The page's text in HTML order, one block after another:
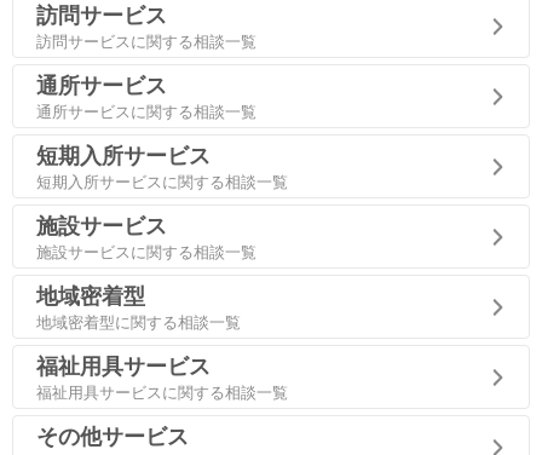
訪問サービス
訪問サービスに関する相談一覧
通所サービス
通所サービスに関する相談一覧
短期入所サービス
短期入所サービスに関する相談一覧
施設サービス
施設サービスに関する相談一覧
地域密着型
地域密着型に関する相談一覧
福祉用具サービス
福祉用具サービスに関する相談一覧
その他サービス